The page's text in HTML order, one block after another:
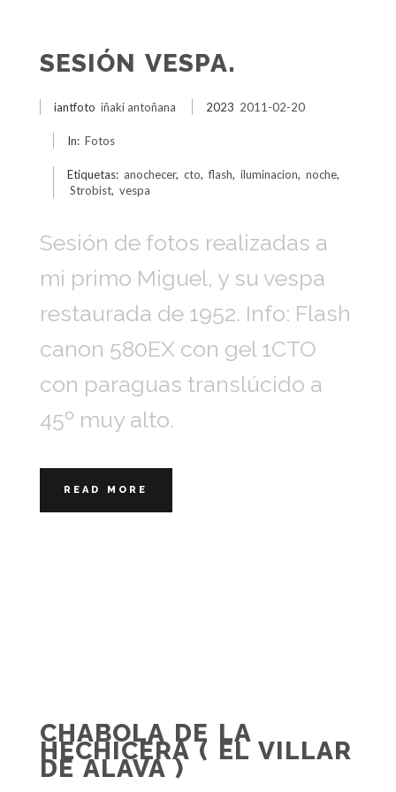
SESIÓN VESPA.
iantfoto iñaki antoñana 2023 2011-02-20
In: Fotos
Etiquetas: anochecer, cto, flash, iluminacion, noche,
Strobist, vespa
Sesión de fotos realizadas a
mi primo Miguel, y su vespa
restaurada de 1952. Info: Flash
canon 580EX con gel 1CTO
con paraguas translúcido a
45º muy alto.
READ MORE
CHABOLA DE LA
HECHICERA ( EL VILLAR
DE ALAVA )